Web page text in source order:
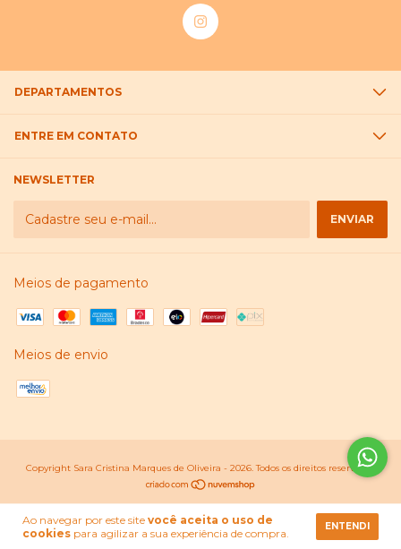
Ao navegar por este site você aceita o uso de
cookies para agilizar a sua experiência de compra.
ENTENDI
DEPARTAMENTOS
ENTRE EM CONTATO
NEWSLETTER
Meios de pagamento
Meios de envio
Copyright Sara Cristina Marques de Oliveira - 2026. Todos os direitos reservados.